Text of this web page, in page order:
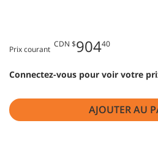
Prix courant
CDN $90440
Connectez-vous pour voir votre
AJOUTER AU